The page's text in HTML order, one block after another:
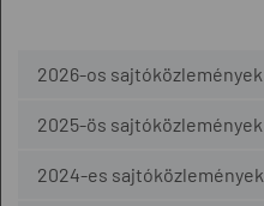
2026-os sajtóközlemények
2025-ös sajtóközlemények
2024-es sajtóközlemények